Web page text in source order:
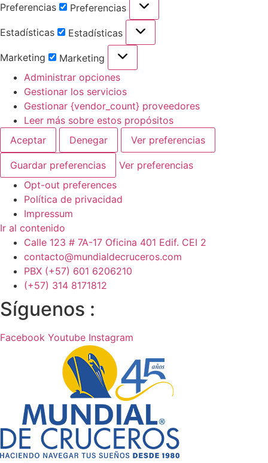
Preferencias Preferencias
Estadísticas Estadísticas
Marketing
Marketing
Administrar opciones
Gestionar los servicios
Gestionar {vendor_count} proveedores
Leer más sobre estos propósitos
Aceptar
Denegar Ver preferencias
Guardar preferencias
Ver preferencias
Opt-out preferences
Política de privacidad
Impressum
Ir al contenido
Calle 123 # 7A-17 Oficina 401 Edif. CEI 2
contacto@mundialdecruceros.com
PBX (+57) 601 6206210
(+57) 314 8171812
Síguenos :
Facebook Youtube Instagram